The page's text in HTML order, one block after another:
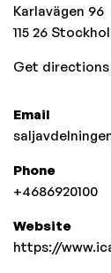
Karlavägen 96
115 26
Get directions
Email
Phone
+4686920100
Website
https://